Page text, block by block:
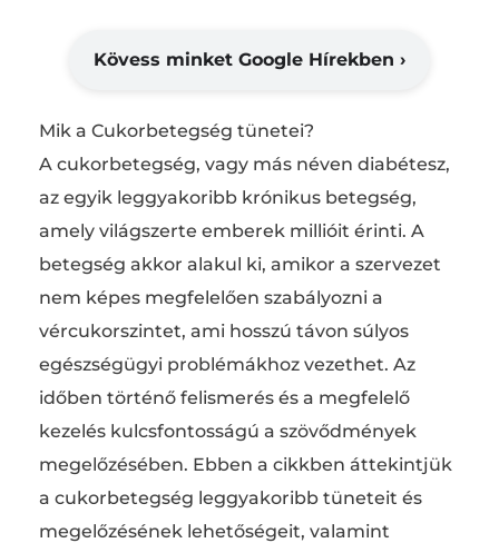
Kövess minket Google Hírekben ›
Mik a Cukorbetegség tünetei?
A cukorbetegség, vagy más néven diabétesz,
az egyik leggyakoribb krónikus betegség,
amely világszerte emberek millióit érinti. A
betegség akkor alakul ki, amikor a szervezet
nem képes megfelelően szabályozni a
vércukorszintet, ami hosszú távon súlyos
egészségügyi problémákhoz vezethet. Az
időben történő felismerés és a megfelelő
kezelés kulcsfontosságú a szövődmények
megelőzésében. Ebben a cikkben áttekintjük
a cukorbetegség leggyakoribb tüneteit és
megelőzésének lehetőségeit, valamint